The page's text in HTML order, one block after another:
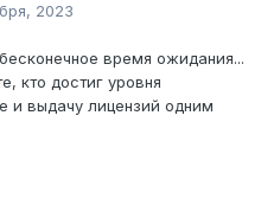
2023
время ожидания...
кто достиг уровня
и выдачу лицензий одним